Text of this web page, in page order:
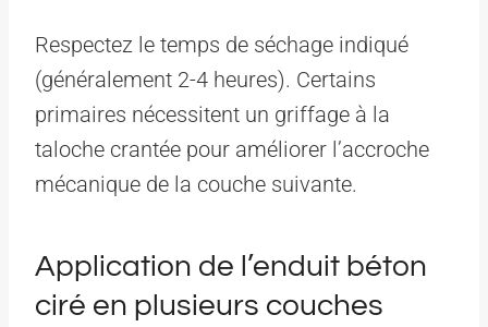
Respectez le temps de séchage indiqué
(généralement 2-4 heures). Certains
primaires nécessitent un griffage à la
taloche crantée pour améliorer l’accroche
mécanique de la couche suivante.
Application de l’enduit béton
ciré en plusieurs couches